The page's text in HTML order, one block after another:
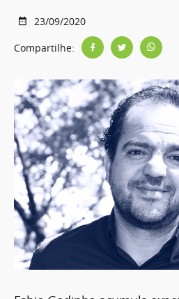
23/09/2020
Compartilhe: